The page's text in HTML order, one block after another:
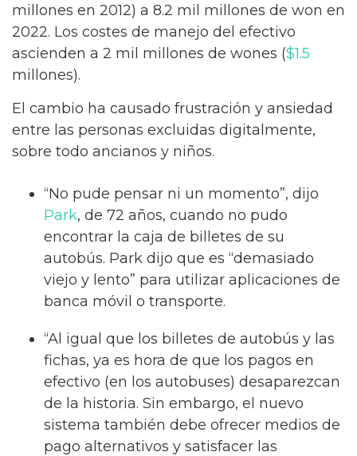
millones en 2012) a 8.2 mil millones de won en
2022. Los costes de manejo del efectivo
ascienden a 2 mil millones de wones ($1.5
millones).
El cambio ha causado frustración y ansiedad
entre las personas excluidas digitalmente,
sobre todo ancianos y niños.
“No pude pensar ni un momento”, dijo
Park, de 72 años, cuando no pudo
encontrar la caja de billetes de su
autobús. Park dijo que es “demasiado
viejo y lento” para utilizar aplicaciones de
banca móvil o transporte.
“Al igual que los billetes de autobús y las
fichas, ya es hora de que los pagos en
efectivo (en los autobuses) desaparezcan
de la historia. Sin embargo, el nuevo
sistema también debe ofrecer medios de
pago alternativos y satisfacer las